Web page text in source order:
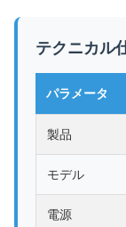
テクニカル
パラメータ
製品
モデル
電源